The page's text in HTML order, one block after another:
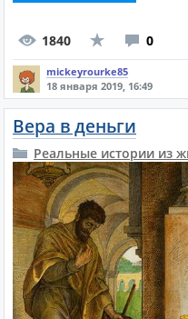
1840 0
mickeyrourke85
18 января 2019, 16:49
Вера в деньги
Реальные истории из